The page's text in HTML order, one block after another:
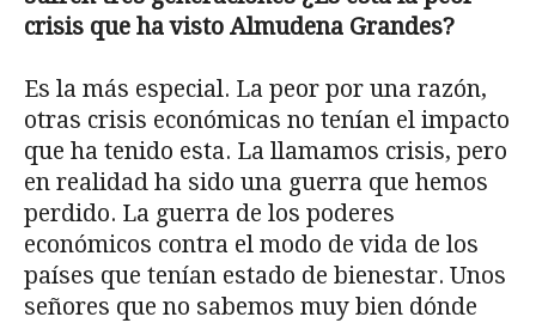
crisis que ha visto Almudena Grandes?
Es la más especial. La peor por una razón,
otras crisis económicas no tenían el impacto
que ha tenido esta. La llamamos crisis, pero
en realidad ha sido una guerra que hemos
perdido. La guerra de los poderes
económicos contra el modo de vida de los
países que tenían estado de bienestar. Unos
señores que no sabemos muy bien dónde